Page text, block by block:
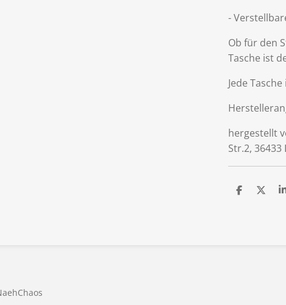
-
Ob für den
Tasche ist
Jede
hergestellt
Str.2, 36433
T
T